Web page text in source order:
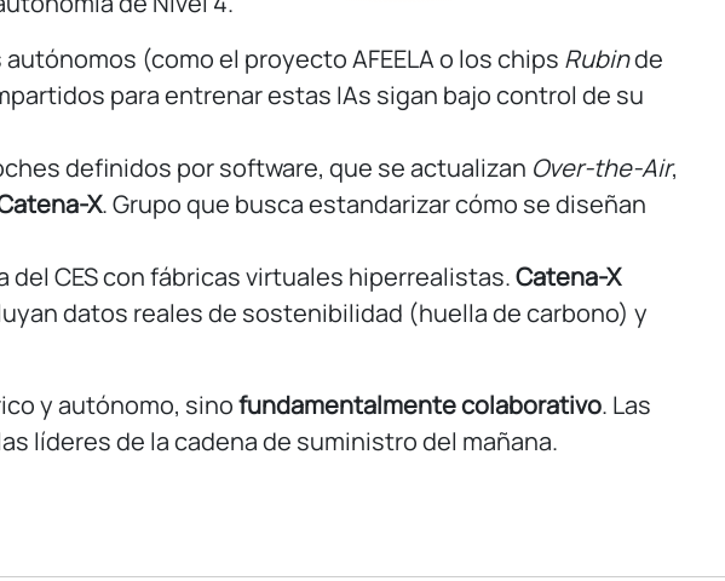
(como el proyecto AFEELA o los chips Rubinde
para entrenar estas IAs sigan bajo control de su
definidos por software, que se actualizan Over-the-Air,
X. Grupo que busca estandarizar cómo se diseñan
del CES con fábricas virtuales hiperrealistas.Catena-X
datos reales de sostenibilidad (huella de carbono) y
y autónomo, sinofundamentalmente colaborativo. Las
líderes de la cadena de suministro del mañana.